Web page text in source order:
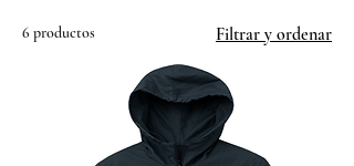
6 productos Filtrar y ordenar